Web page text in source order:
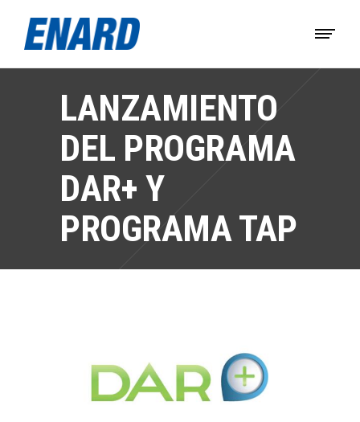
LANZAMIENTO
DEL PROGRAMA
DAR+ Y
PROGRAMA TAP